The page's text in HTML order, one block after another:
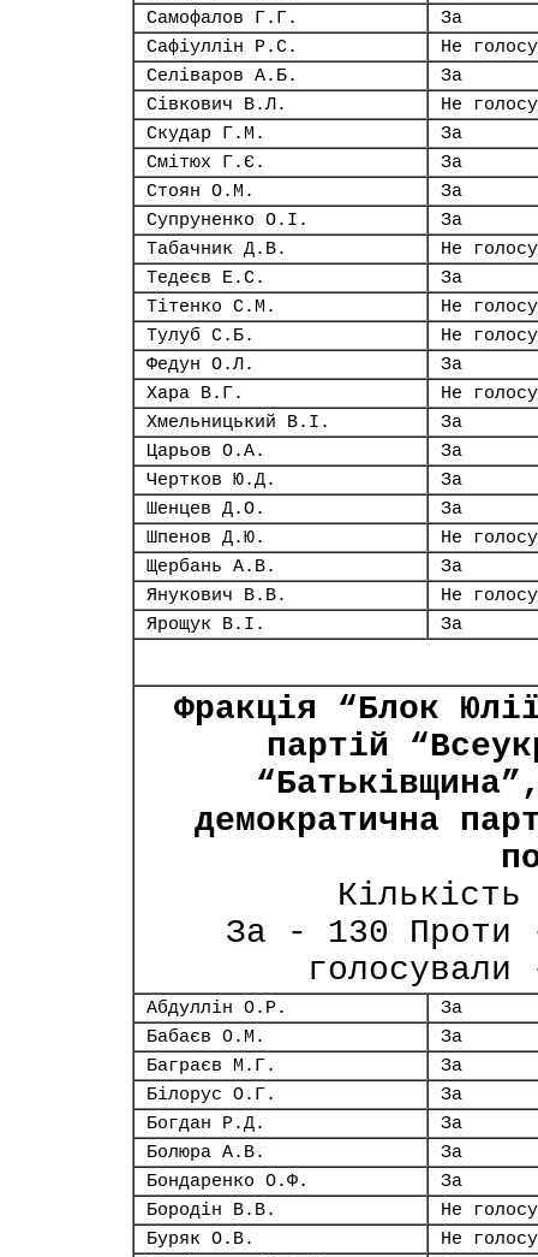
Самофалов Г.Г.
За
Сафіуллін Р.С.
Не
Селіваров А.Б.
За
Сівкович В.Л.
Не
Скудар Г.М.
За
Смітюх Г.Є.
За
Стоян О.М.
За
Супруненко О.І.
За
Табачник Д.В.
Не
Тедеєв Е.С.
За
Тітенко С.М.
Не
Тулуб С.Б.
Не
Федун О.Л.
За
Хара В.Г.
Не
Хмельницький В.І.
За
Царьов О.А.
За
Чертков Ю.Д.
За
Шенцев Д.О.
За
Шпенов Д.Ю.
Не
Щербань А.В.
За
Янукович В.В.
Не
Ярощук В.І.
За
Фракція “Блок
партій
демократична
За - 130 Проти
Абдуллін О.Р.
За
Бабаєв О.М.
За
Баграєв М.Г.
За
Білорус О.Г.
За
Богдан Р.Д.
За
Болюра А.В.
За
Бондаренко О.Ф.
За
Бородін В.В.
Не
Буряк О.В.
Не